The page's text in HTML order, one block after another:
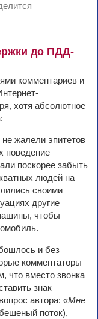
до ПДД-
комментариев и
хотя абсолютное
жалели эпитетов
поведение
поскорее забыть
людей на
своими
другие
чтобы
и без
комментаторы
что вместо звонка
знак
автора: «Мне
поток),